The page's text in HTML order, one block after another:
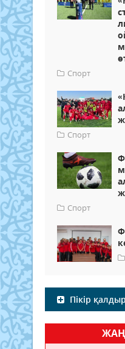
Спорт
Спорт
Спорт
Пікір